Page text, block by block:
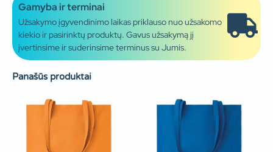
Gamyba ir terminai
Užsakymo įgyvendinimo laikas priklauso nuo užsakomo
kiekio ir pasirinktų produktų. Gavus užsakymą jį
įvertinsime ir suderinsime terminus su Jumis.
Panašūs produktai